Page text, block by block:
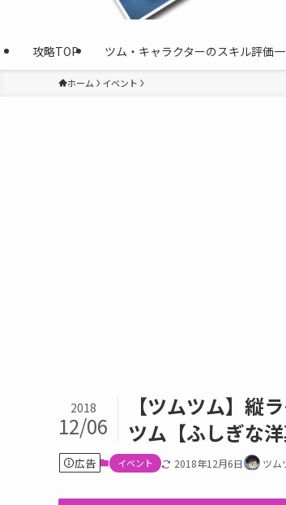
攻略TOP ツム・キャラクターのスキル評価
ホーム イベント
【ツムツム】縦
ツム【ふしぎな
2018
12/06
広告 イベント 2018年12月6日 ツム